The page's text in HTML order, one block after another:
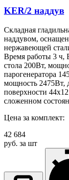
KER/2 наддув
Складная
наддувом,
нержавеющей
Время работы 3 ч,
стола 200Вт,
парогенератора
мощность 2475Вт,
поверхности
сложенном
Цена за комплект:
42 684
руб. за шт